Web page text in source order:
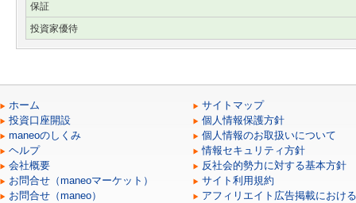
保証
投資家優待
ホーム
投資口座開設
maneoのしくみ
ヘルプ
会社概要
お問合せ（maneoマーケット）
お問合せ（maneo）
サイトマップ
個人情報保護方針
個人情報のお取扱いについて
情報セキュリティ方針
反社会的勢力に対する基本方針
サイト利用規約
アフィリエイト広告掲載におけ